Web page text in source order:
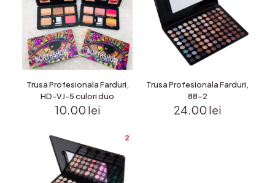
Trusa Profesionala Farduri,
HD-VJ-5 culori duo
10.00 lei
Trusa Profesionala Farduri,
88-2
24.00 lei